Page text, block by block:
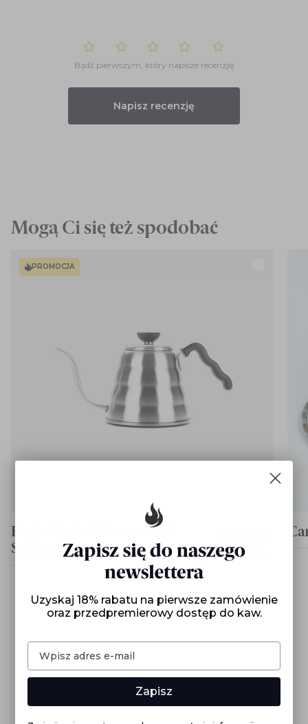
Bądź pierwszym, który napisze recenzję
Napisz recenzję
Mogą Ci się też spodobać
PROMOCJA
Hario Czajnik Buono 1,2l
Srebrny
199,00 zł
Uzyskaj 18% rabatu na pierwsze zamówienie
oraz przedpremierowy dostęp do kaw.
Zapisz